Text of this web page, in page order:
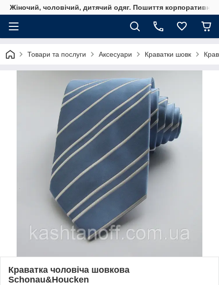
Жіночий, чоловічий, дитячий одяг. Пошиття
Товари та послуги Аксесуари Краватки шовк
Краватка чоловіча шовкова
Schonau&Houcken